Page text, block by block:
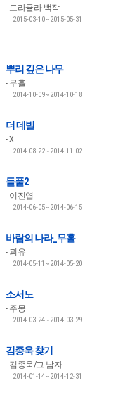
드라큘라 백작
2015-03-10~2015-05-31
뿌리 깊은 나무
무휼
2014-10-09~2014-10-18
더 데빌
X
2014-08-22~2014-11-02
들풀2
이진엽
2014-06-05~2014-06-15
바람의 나라_무휼
괴유
2014-05-11~2014-05-20
소서노
주몽
2014-03-24~2014-03-29
김종욱 찾기
김종욱/그 남자
2014-01-14~2014-12-31